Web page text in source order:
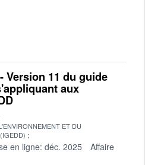
Version 11 du guide
aux
ET DU
en ligne: déc. 2025
Affaire